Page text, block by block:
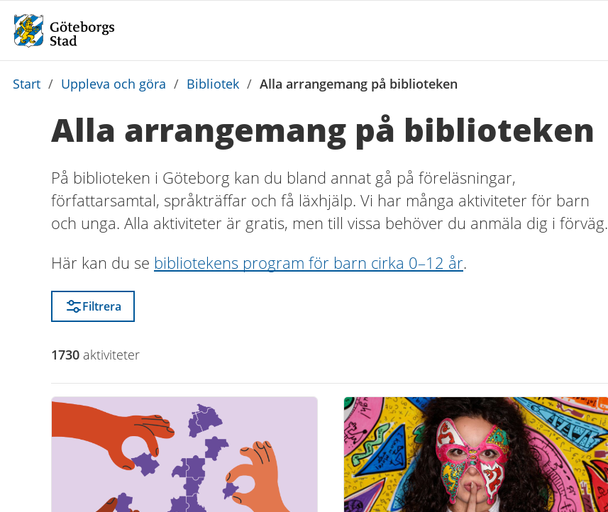
Du
Start / Uppleva och göra / Bibliotek / Alla arrangemang på biblioteken
Alla arrangemang på biblioteken
På biblioteken i Göteborg kan du bland annat gå på föreläsningar,
författarsamtal, språkträffar och få läxhjälp. Vi har många aktiviteter för barn
och unga. Alla aktiviteter är gratis, men till vissa behöver du anmäla dig i förväg.
Här kan du se bibliotekens program för barn cirka 0–12 år.
Filtrera
1730 aktiviteter